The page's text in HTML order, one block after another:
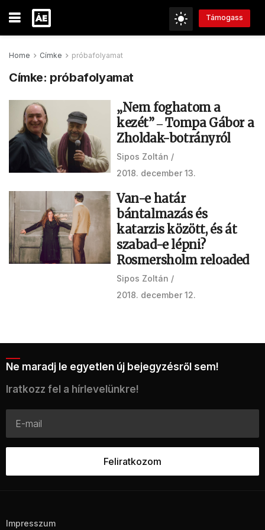
Támogass
Home Címke próbafolyamat
Címke: próbafolyamat
„Nem foghatom a
kezét” ‒ Tompa Gábor a
Zholdak-botrányról
Sipos Zoltán
2018. december 13.
Van-e határ
bántalmazás és
katarzis között, és át
szabad-e lépni?
Rosmersholm reloaded
Sipos Zoltán
2018. december 12.
Ne maradj le egyetlen új bejegyzésről sem!
Iratkozz fel a hírlevelünkre!
Impresszum